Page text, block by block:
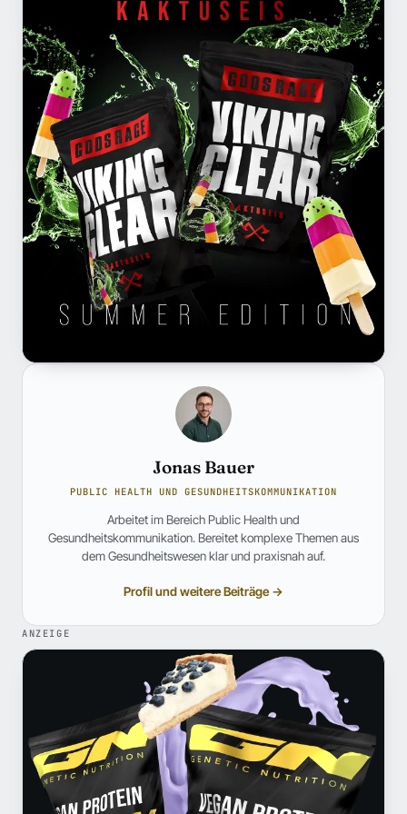
Jonas Bauer
PUBLIC HEALTH UND GESUNDHEITSKOMMUNIKATION
Arbeitet im Bereich Public Health und
Gesundheitskommunikation. Bereitet komplexe Themen aus
dem Gesundheitswesen klar und praxisnah auf.
Profil und weitere Beiträge →
ANZEIGE